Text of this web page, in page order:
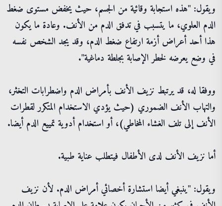
ويقول: "هذه استجابة وقائية من الجسم، حيث يخفض مستوى ضغط
الدم العلوي، ما يتسبب في تدفق الدم من الأنف. وعادة ما يكون
هذا أحد أعراض أزمة ارتفاع ضغط الدم، وقد يجد الشخص نفسه
في وضع يعرضه لخطر الإصابة بجلطة دماغية".
ووفقا له، قد يرتبط نزيف الأنف بأمراض الدم واضطرابات التخثر،
والتهاب الأنف الضموري (حيث يؤدي الاستخدام المتكرر لقطرات
الأنف إلى تلف الغشاء المخاطي)، أو استخدام أدوية تمييع الدم أيضا.
أما نزيف الأنف لدى الأطفال فيتطلب عناية طبية.
ويقول: "ينبغي أيضا استشارة أخصائي أمراض الدم. لأن نزيف